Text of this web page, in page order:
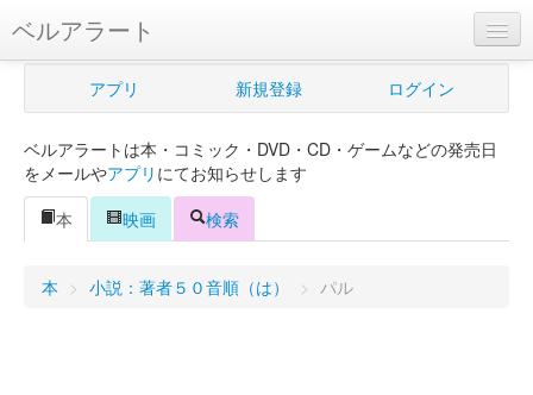
ベルアラート
ベルアラートとは
新規登録
ログイン
アプリ 新規登録 ログイン
ベルアラートは本・コミック・DVD・CD・ゲームなどの発売日
をメールやアプリ にてお知らせします
本
映画 検索
本 > 小説：著者５０音順（は） > パル